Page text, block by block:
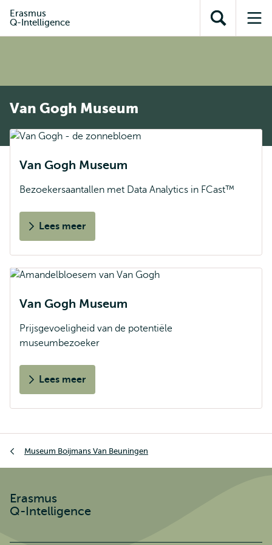
inhoud
Direct naar
subnavigatie
Erasmus
Q-Intelligence
Toon
zoekveld
Van Gogh Museum
Van Gogh Museum
Bezoekersaantallen met Data Analytics in FCast™
Lees meer
Van Gogh Museum
Prijsgevoeligheid van de potentiële
museumbezoeker
Lees meer
Museum Boijmans Van Beuningen
Erasmus
Q-Intelligence